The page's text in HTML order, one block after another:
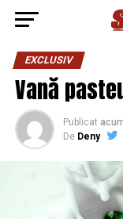
EXCLUSIV
Vană
Publicat
De Deny